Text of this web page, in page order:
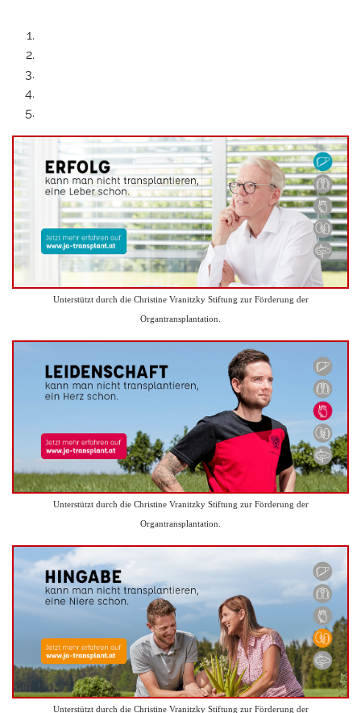
Unterstützt durch die Christine Vranitzky Stiftung zur Förderung der
Organtransplantation.
Unterstützt durch die Christine Vranitzky Stiftung zur Förderung der
Organtransplantation.
Unterstützt durch die Christine Vranitzky Stiftung zur Förderung der